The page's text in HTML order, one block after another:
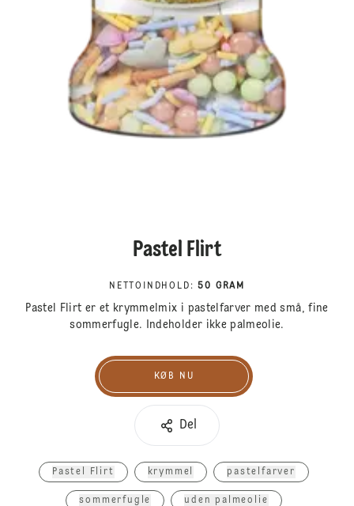
Pastel Flirt
NETTOINDHOLD : 50 GRAM
Pastel Flirt er et krymmelmix i pastelfarver med små, fine
sommerfugle. Indeholder ikke palmeolie.
Køb nu
KØB NU
Del
Pastel Flirt krymmel pastelfarver
sommerfugle uden palmeolie